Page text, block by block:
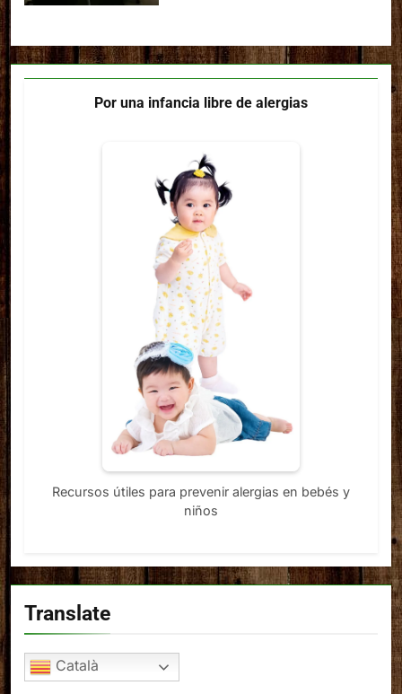
Por una infancia libre de alergias
Recursos útiles para prevenir alergias en bebés y
niños
Translate
Català